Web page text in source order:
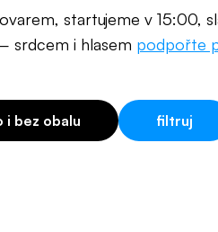
startujeme v 15:00,
srdcem i hlasem podpořte
i bez obalu filtruj